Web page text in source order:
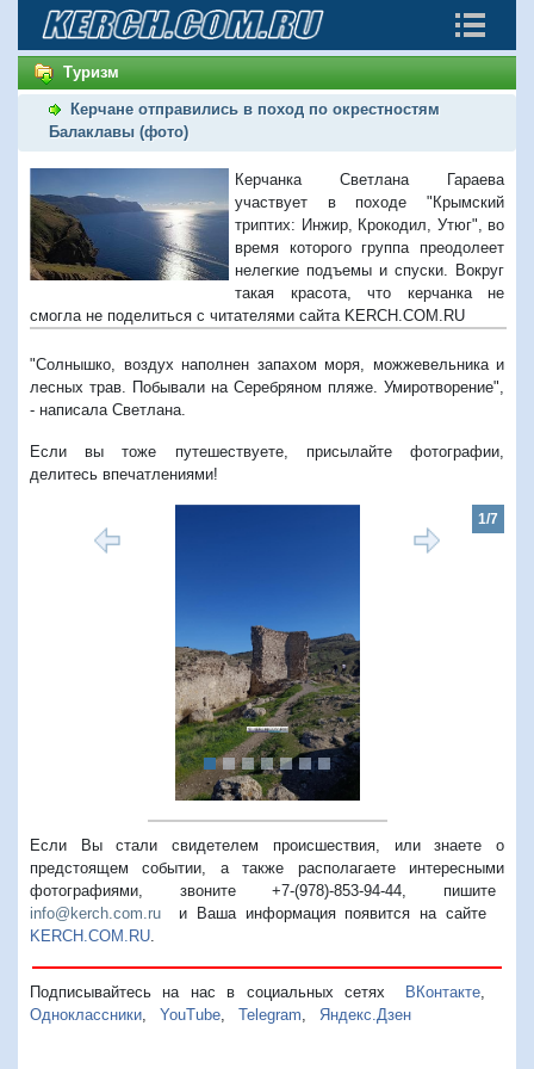
Туризм
Керчане отправились в поход по окрестностям
Балаклавы (фото)
Керчанка Светлана Гараева
участвует в походе "Крымский
триптих: Инжир, Крокодил, Утюг", во
время которого группа преодолеет
нелегкие подъемы и спуски. Вокруг
такая красота, что керчанка не
смогла не поделиться с читателями сайта KERCH.COM.RU
"Солнышко, воздух наполнен запахом моря, можжевельника и
лесных трав. Побывали на Серебряном пляже. Умиротворение",
- написала Светлана.
Если вы тоже путешествуете, присылайте фотографии,
делитесь впечатлениями!
1/7
Если Вы стали свидетелем происшествия, или знаете о
предстоящем событии, а также располагаете интересными
фотографиями, звоните +7-(978)-853-94-44, пишите
info@kerch.com.ru и Ваша информация появится на сайте
KERCH.COM.RU.
Подписывайтесь на нас в социальных сетях ВКонтакте,
Одноклассники, YouTube, Telegram, Яндекс.Дзен